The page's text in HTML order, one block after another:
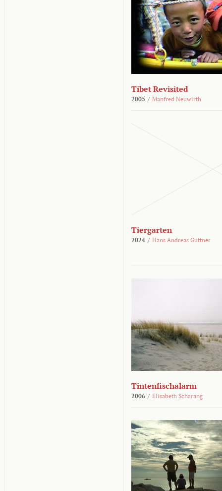
Tibet Revisited
2005 / Manfred Neuwirth
Tiergarten
2024 / Hans Andreas Guttner
Tintenfischalarm
2006 / Elisabeth Scharang